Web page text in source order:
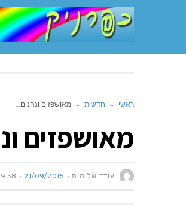
ראשי » חדשות » מאושפזים ונהנים…
מאושפזים
עודד שלומות 21/09/2015